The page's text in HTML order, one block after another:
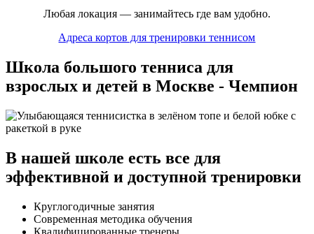
Любая локация — занимайтесь где вам удобно.
Адреса кортов для тренировки теннисом
Школа большого тенниса для
взрослых и детей в Москве - Чемпион
В нашей школе есть все для
эффективной и доступной тренировки
Круглогодичные занятия
Современная методика обучения
Квалифицированные тренеры